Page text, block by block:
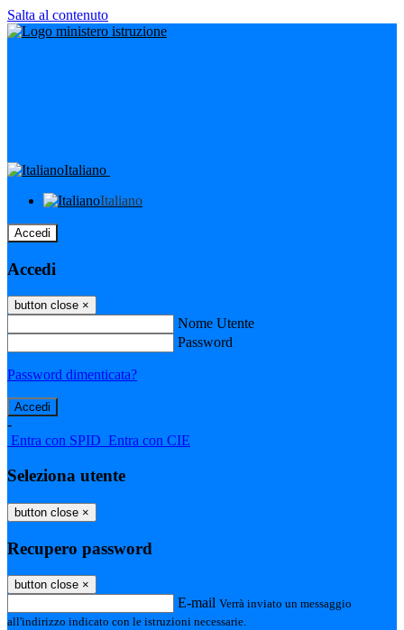
Salta al contenuto
Italiano
Italiano
Accedi
Accedi
button close ×
Nome Utente
Password
Password dimenticata?
-
Entra con SPID Entra con CIE
Seleziona utente
button close ×
Recupero password
button close ×
E-mail Verrà inviato un messaggio
all'indirizzo indicato con le istruzioni necessarie.